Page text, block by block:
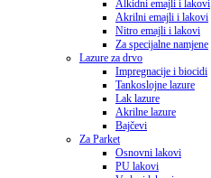
Alkidni emajli i lakovi
Akrilni emajli i lakovi
Nitro emajli i lakovi
Za specijalne namjene
Lazure za drvo
Impregnacije i biocidi
Tankoslojne lazure
Lak lazure
Akrilne lazure
Bajčevi
Za Parket
Osnovni lakovi
PU lakovi